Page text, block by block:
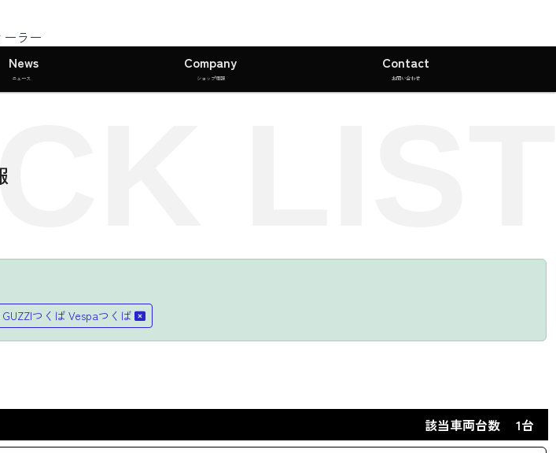
ーラー
News
ニュース
Company
ショップ情報
Contact
お問い合わせ
LIST
つくば Vespaつくば
該当車両台数 1台